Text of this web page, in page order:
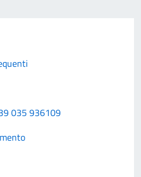
035 936109